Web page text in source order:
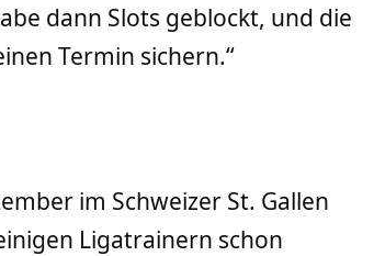
dann Slots geblockt, und die
Termin sichern.“
im Schweizer St. Gallen
Ligatrainern schon